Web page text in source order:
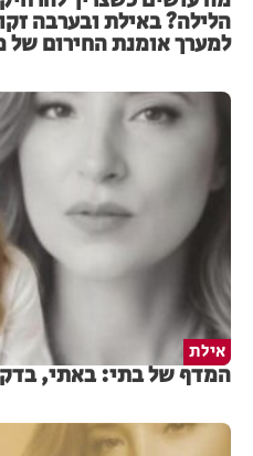
הלילה? באילת ובערבה
למערך אומנת החירום של
אילת
המדף של בתי: באתי,